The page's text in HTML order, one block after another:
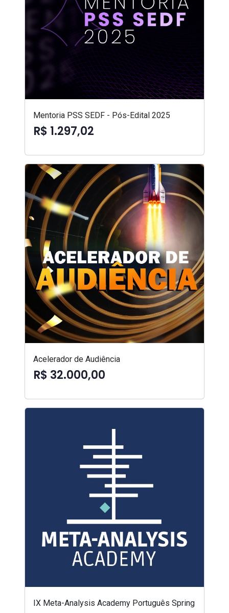
Mentoria PSS SEDF - Pós-Edital 2025
R$ 1.297,02
Acelerador de Audiência
R$ 32.000,00
IX Meta-Analysis Academy Português Spring